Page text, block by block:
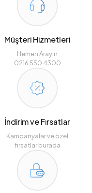
Müşteri Hizmetleri
Hemen Arayın
0216 550 4300
İndirim ve Fırsatlar
Kampanyalar ve özel
fırsatlar burada